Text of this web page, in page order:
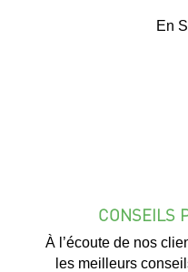
En
CONSEILS
À l’écoute de nos
les meilleurs